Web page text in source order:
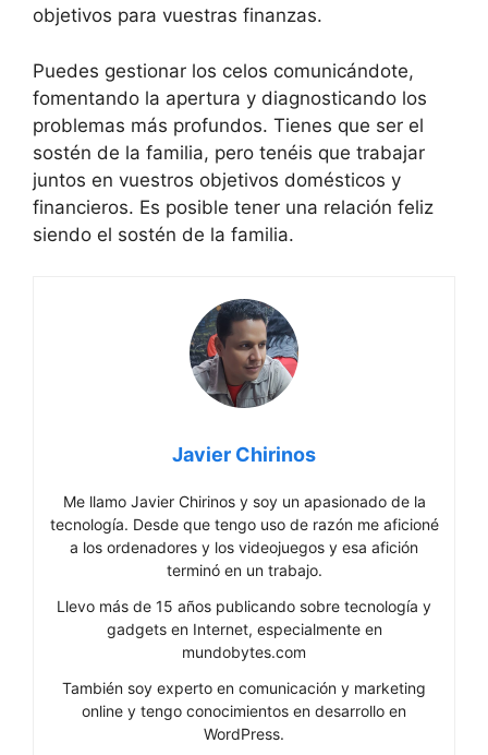
objetivos para vuestras finanzas.
Puedes gestionar los celos comunicándote,
fomentando la apertura y diagnosticando los
problemas más profundos. Tienes que ser el
sostén de la familia, pero tenéis que trabajar
juntos en vuestros objetivos domésticos y
financieros. Es posible tener una relación feliz
siendo el sostén de la familia.
Javier Chirinos
Me llamo Javier Chirinos y soy un apasionado de la
tecnología. Desde que tengo uso de razón me aficioné
a los ordenadores y los videojuegos y esa afición
terminó en un trabajo.
Llevo más de 15 años publicando sobre tecnología y
gadgets en Internet, especialmente en
mundobytes.com
También soy experto en comunicación y marketing
online y tengo conocimientos en desarrollo en
WordPress.